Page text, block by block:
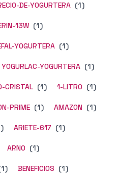
DE-YOGURTERA (1)
13W (1)
YOGURTERA (1)
YOGURLAC-YOGURTERA (1)
CRISTAL (1) 1-LITRO (1)
PRIME (1) AMAZON (1)
ARIETE-617 (1)
ARNO (1)
BENEFICIOS (1)